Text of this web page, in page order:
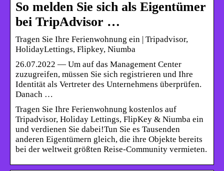
So melden Sie sich als Eigentümer
bei TripAdvisor …
Tragen Sie Ihre Ferienwohnung ein | Tripadvisor,
HolidayLettings, Flipkey, Niumba
26.07.2022 — Um auf das Management Center
zuzugreifen, müssen Sie sich registrieren und Ihre
Identität als Vertreter des Unternehmens überprüfen.
Danach …
Tragen Sie Ihre Ferienwohnung kostenlos auf
Tripadvisor, Holiday Lettings, FlipKey & Niumba ein
und verdienen Sie dabei!Tun Sie es Tausenden
anderen Eigentümern gleich, die ihre Objekte bereits
bei der weltweit größten Reise-Community vermieten.